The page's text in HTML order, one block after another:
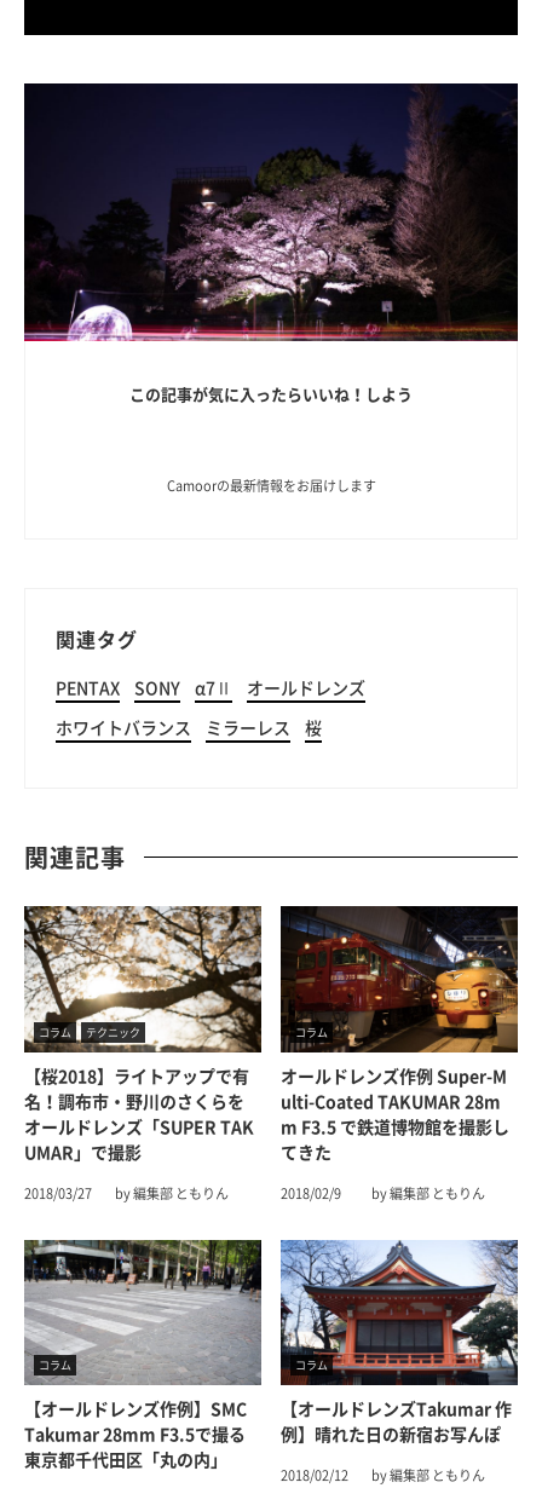
この記事が気に入ったらいいね！しよう
Camoorの最新情報をお届けします
関連タグ
PENTAX SONY α7Ⅱ オールドレンズ
ホワイトバランス ミラーレス 桜
関連記事
コラム テクニック
【桜2018】ライトアップで有
名！調布市・野川のさくらを
オールドレンズ「SUPER TAK
UMAR」で撮影
2018/03/27 by 編集部 ともりん
コラム
オールドレンズ作例 Super-M
Ulti-Coated TAKUMAR 28m
M F3.5 で鉄道博物館を撮影し
てきた
2018/02/9 by 編集部 ともりん
コラム
【オールドレンズ作例】SMC
Takumar 28mm F3.5で撮る
東京都千代田区「丸の内」
コラム
【オールドレンズTakumar 作
例】晴れた日の新宿お写んぽ
2018/02/12 by 編集部 ともりん